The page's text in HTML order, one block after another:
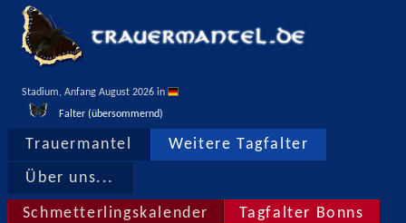
Stadium, Anfang August 2026 in
Falter (übersommernd)
Trauermantel Weitere Tagfalter
Über uns...
Schmetterlingskalender Tagfalter Bonns